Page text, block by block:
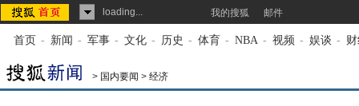
loading... 我的搜狐 邮件
首页 - 新闻 - 军事 - 文化 - 历史 - 体育 - NBA - 视频 - 娱谈 -
> 国内要闻 > 经济